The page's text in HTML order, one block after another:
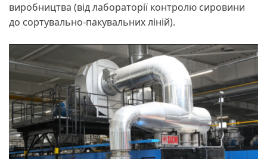
виробництва (від лабораторії контролю сировини
до сортувально-пакувальних ліній).